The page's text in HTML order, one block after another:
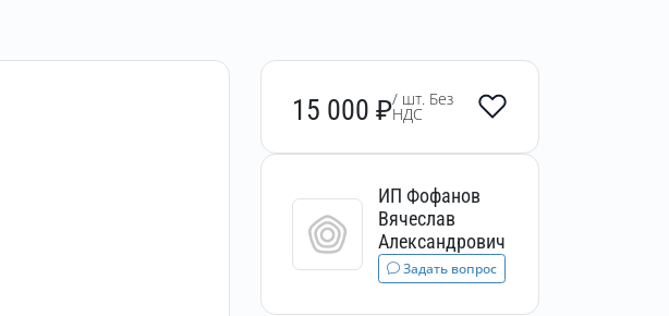
15 000 ₽/ шт. Без
НДС
ИП Фофанов
Вячеслав
Александрович
Задать вопрос